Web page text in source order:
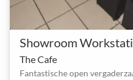
Showroom
The Cafe